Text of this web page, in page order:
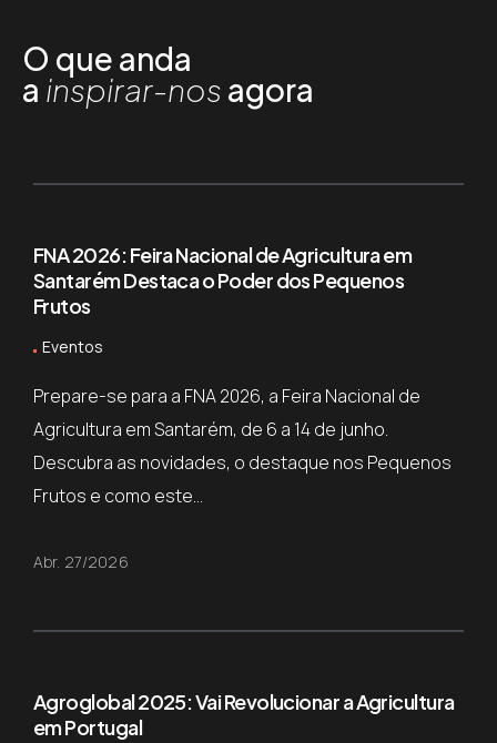
O que anda
a inspirar-nos agora
FNA 2026: Feira Nacional de Agricultura em
Santarém Destaca o Poder dos Pequenos
Frutos
Eventos
Prepare-se para a FNA 2026, a Feira Nacional de
Agricultura em Santarém, de 6 a 14 de junho.
Descubra as novidades, o destaque nos Pequenos
Frutos e como este...
Abr. 27/2026
Agroglobal 2025: Vai Revolucionar a Agricultura
em Portugal